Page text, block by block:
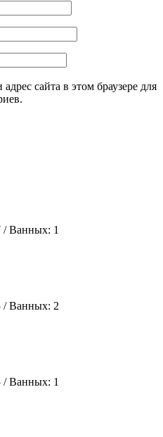
сайта в этом браузере для
/Ванных: 1
/Ванных: 2
/Ванных: 1